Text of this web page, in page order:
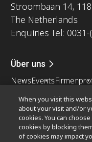
Stroombaan 14,
The Netherlands
Enquiries Tel:
Über uns
NewsEvents
Nikon Microscopes
Popular Links
When you visit this
about your visit and/or
cookies. You can
cookies by blocking
of cookies may impact